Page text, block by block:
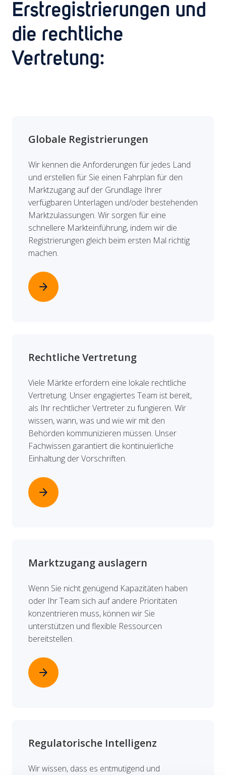
Erstregistrierungen und
die rechtliche
Vertretung:
Globale Registrierungen
Wir kennen die Anforderungen für jedes Land
und erstellen für Sie einen Fahrplan für den
Marktzugang auf der Grundlage Ihrer
verfügbaren Unterlagen und/oder bestehenden
Marktzulassungen. Wir sorgen für eine
schnellere Markteinführung, indem wir die
Registrierungen gleich beim ersten Mal richtig
machen.
arrow_forward
Rechtliche Vertretung
Viele Märkte erfordern eine lokale rechtliche
Vertretung. Unser engagiertes Team ist bereit,
als Ihr rechtlicher Vertreter zu fungieren. Wir
wissen, wann, was und wie wir mit den
Behörden kommunizieren müssen. Unser
Fachwissen garantiert die kontinuierliche
Einhaltung der Vorschriften.
arrow_forward
Marktzugang auslagern
Wenn Sie nicht genügend Kapazitäten haben
oder Ihr Team sich auf andere Prioritäten
konzentrieren muss, können wir Sie
unterstützen und flexible Ressourcen
bereitstellen.
arrow_forward
Regulatorische Intelligenz
Wir wissen, dass es entmutigend und